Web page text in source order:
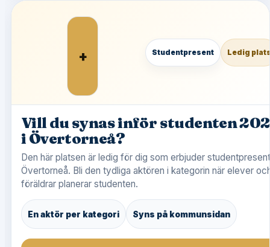
+ Studentpresent Ledig
Vill du synas inför studenten
i Övertorneå?
Den här platsen är ledig för dig som erbjuder
Övertorneå. Bli den tydliga aktören i kategorin när elever
föräldrar planerar studenten.
En aktör per kategori Syns på kommunsidan